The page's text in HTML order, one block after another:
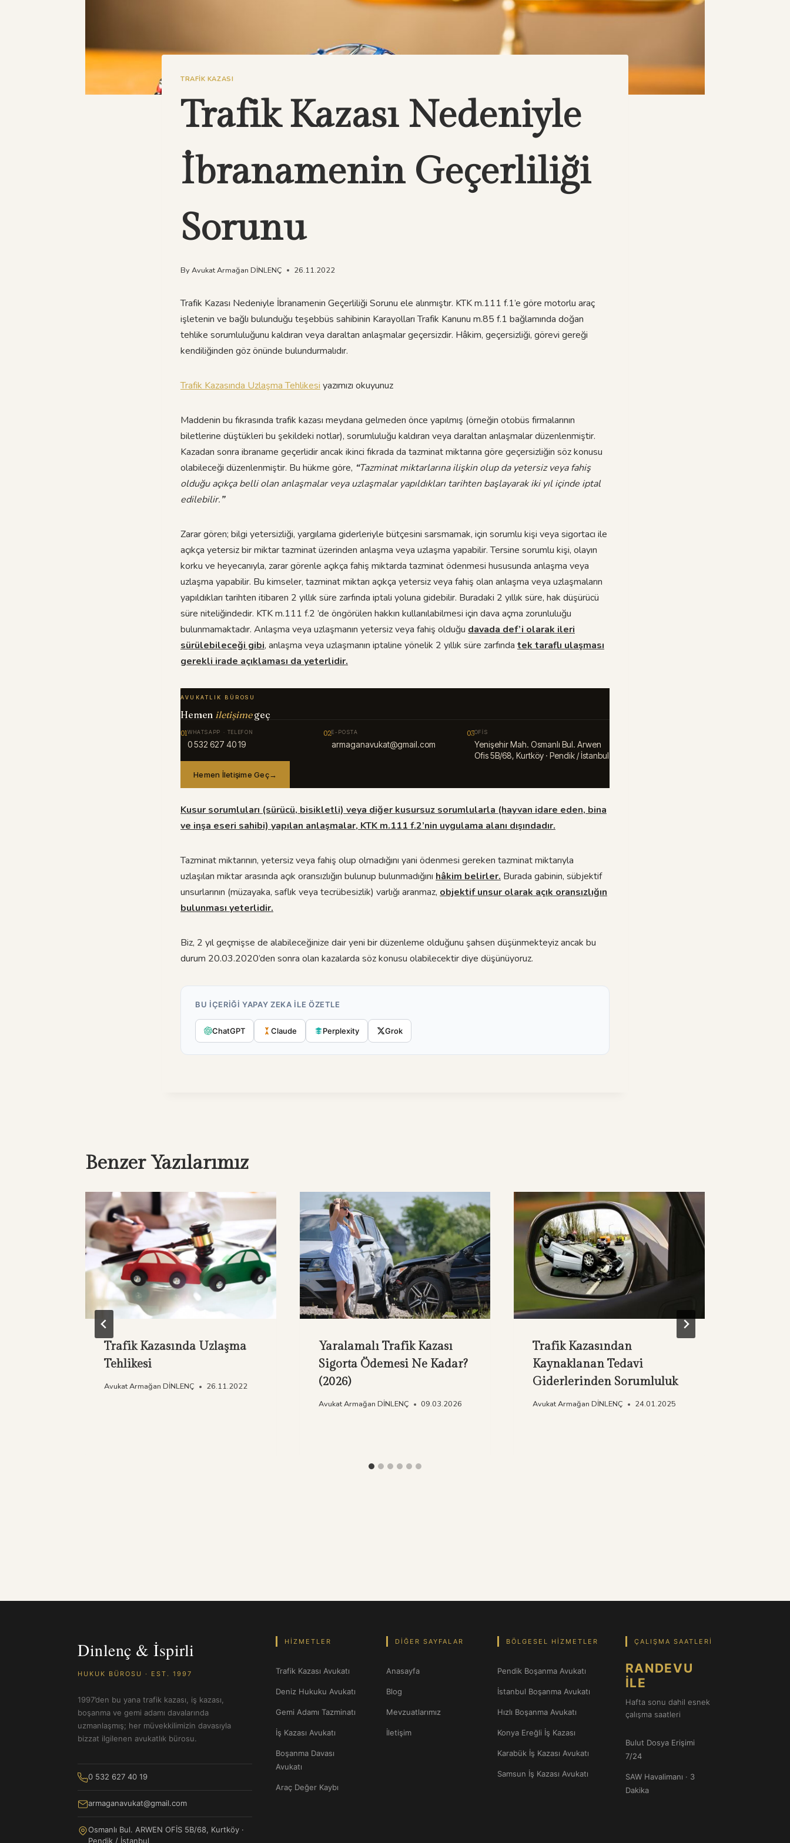
TRAFIK KAZASI
Trafik Kazası Nedeniyle
İbranamenin Geçerliliği
Sorunu
ByAvukat Armağan DİNLENÇ 26.11.2022
Trafik Kazası Nedeniyle İbranamenin Geçerliliği Sorunu ele alınmıştır. KTK m.111 f.1’e göre motorlu araç
işletenin ve bağlı bulunduğu teşebbüs sahibinin Karayolları Trafik Kanunu m.85 f.1 bağlamında doğan
tehlike sorumluluğunu kaldıran veya daraltan anlaşmalar geçersizdir. Hâkim, geçersizliği, görevi gereği
kendiliğinden göz önünde bulundurmalıdır.
Trafik Kazasında Uzlaşma Tehlikesi yazımızı okuyunuz
Maddenin bu fıkrasında trafik kazası meydana gelmeden önce yapılmış (örneğin otobüs firmalarının
biletlerine düştükleri bu şekildeki notlar), sorumluluğu kaldıran veya daraltan anlaşmalar düzenlenmiştir.
Kazadan sonra ibraname geçerlidir ancak ikinci fıkrada da tazminat miktarına göre geçersizliğin söz konusu
olabileceği düzenlenmiştir. Bu hükme göre, “Tazminat miktarlarına ilişkin olup da yetersiz veya fahiş
olduğu açıkça belli olan anlaşmalar veya uzlaşmalar yapıldıkları tarihten başlayarak iki yıl içinde iptal
edilebilir.”
Zarar gören; bilgi yetersizliği, yargılama giderleriyle bütçesini sarsmamak, için sorumlu kişi veya sigortacı ile
açıkça yetersiz bir miktar tazminat üzerinden anlaşma veya uzlaşma yapabilir. Tersine sorumlu kişi, olayın
korku ve heyecanıyla, zarar görenle açıkça fahiş miktarda tazminat ödenmesi hususunda anlaşma veya
uzlaşma yapabilir. Bu kimseler, tazminat miktarı açıkça yetersiz veya fahiş olan anlaşma veya uzlaşmaların
yapıldıkları tarihten itibaren 2 yıllık süre zarfında iptali yoluna gidebilir. Buradaki 2 yıllık süre, hak düşürücü
süre niteliğindedir. KTK m.111 f.2 ’de öngörülen hakkın kullanılabilmesi için dava açma zorunluluğu
bulunmamaktadır. Anlaşma veya uzlaşmanın yetersiz veya fahiş olduğu davada def’i olarak ileri
sürülebileceği gibi, anlaşma veya uzlaşmanın iptaline yönelik 2 yıllık süre zarfında tek taraflı ulaşması
gerekli irade açıklaması da yeterlidir.
AVUKATLIK BÜROSU
Hemen iletişimegeç
01WHATSAPP · TELEFON
0 532 627 40 19
02E-POSTA
armaganavukat@gmail.com
03OFIS
Yenişehir Mah. Osmanlı Bul. Arwen
Ofis 5B/68, Kurtköy · Pendik / İstanbul
Hemen İletişime Geç→
Kusur sorumluları (sürücü, bisikletli) veya diğer kusursuz sorumlularla (hayvan idare eden, bina
ve inşa eseri sahibi) yapılan anlaşmalar, KTK m.111 f.2’nin uygulama alanı dışındadır.
Tazminat miktarının, yetersiz veya fahiş olup olmadığını yani ödenmesi gereken tazminat miktarıyla
uzlaşılan miktar arasında açık oransızlığın bulunup bulunmadığını hâkim belirler. Burada gabinin, sübjektif
unsurlarının (müzayaka, saflık veya tecrübesizlik) varlığı aranmaz, objektif unsur olarak açık oransızlığın
bulunması yeterlidir.
Biz, 2 yıl geçmişse de alabileceğinize dair yeni bir düzenleme olduğunu şahsen düşünmekteyiz ancak bu
durum 20.03.2020’den sonra olan kazalarda söz konusu olabilecektir diye düşünüyoruz.
BU IÇERIĞI YAPAY ZEKA ILE ÖZETLE
ChatGPT Claude Perplexity Grok
Benzer Yazılarımız
Trafik Kazasında Uzlaşma
Tehlikesi
Avukat Armağan DİNLENÇ 26.11.2022
Yaralamalı Trafik Kazası
Sigorta Ödemesi Ne Kadar?
(2026)
Avukat Armağan DİNLENÇ 09.03.2026
Trafik Kazasından
Kaynaklanan Tedavi
Giderlerinden Sorumluluk
Avukat Armağan DİNLENÇ 24.01.2025
Dinlenç & İspirli
HUKUK BÜROSU · EST. 1997
1997’den bu yana trafik kazası, iş kazası,
boşanma ve gemi adamı davalarında
uzmanlaşmış; her müvekkilimizin davasıyla
bizzat ilgilenen avukatlık bürosu.
0 532 627 40 19
armaganavukat@gmail.com
Osmanlı Bul. ARWEN OFİS 5B/68, Kurtköy ·
Pendik / İstanbul
HIZMETLER
Trafik Kazası Avukatı
Deniz Hukuku Avukatı
Gemi Adamı Tazminatı
İş Kazası Avukatı
Boşanma Davası
Avukatı
Araç Değer Kaybı
DIĞER SAYFALAR
Anasayfa
Blog
Mevzuatlarımız
İletişim
BÖLGESEL HIZMETLER
Pendik Boşanma Avukatı
İstanbul Boşanma Avukatı
Hızlı Boşanma Avukatı
Konya Ereğli İş Kazası
Karabük İş Kazası Avukatı
Samsun İş Kazası Avukatı
ÇALIŞMA SAATLERI
RANDEVU
İLE
Hafta sonu dahil esnek
çalışma saatleri
Bulut Dosya Erişimi
7/24
SAW Havalimanı · 3
Dakika